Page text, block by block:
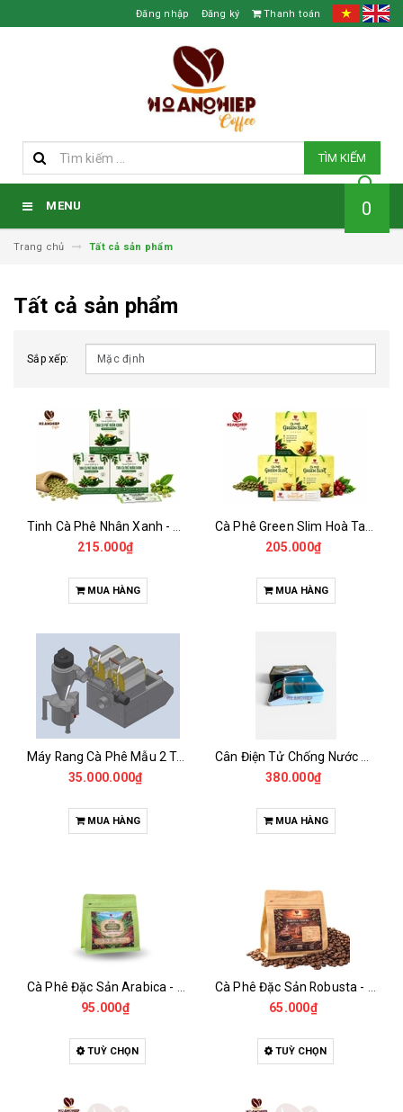
Đăng nhập Đăng ký Thanh toán
TÌM KIẾM
MENU 0
Trang chủ Tất cả sản phẩm
Tất cả sản phẩm
Sắp xếp:
215.000₫
MUA HÀNG
205.000₫
MUA HÀNG
Máy Rang Cà Phê Mẫu 2 Trống Rang (500+500gr)
35.000.000₫
MUA HÀNG
380.000₫
MUA HÀNG
95.000₫
TUỲ CHỌN
65.000₫
TUỲ CHỌN